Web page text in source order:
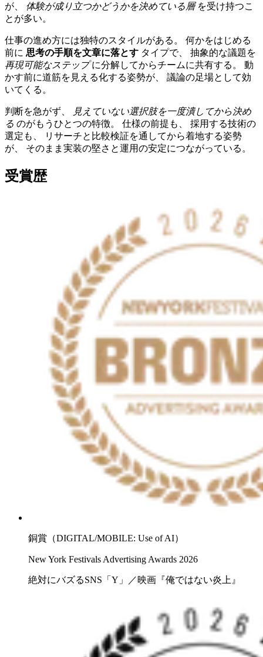
が、 体験が成り立つかどうかを決めている層を受け持つこ
とが多い。
仕事の進め方には独特のスタイルがある。 何かをはじめる
前に 思考の手順を文章に落とす タイプで、 抽象的な議題を
再現可能なステップに分解してからチームに共有する。 動
かす前に道筋を見える化する姿勢が、 議論の足場として効
いてくる。
判断を急がず、
見えていない選択肢を一度潰してから決め
る のがもうひとつの特徴。 仕様の前提も、 採用する技術の
選定も、 リサーチと比較検証を通してから着地する姿勢
が、 そのまま実装の堅さと運用の安定につながっている。
受賞歴
銅賞（DIGITAL/MOBILE: Use of AI）
New York Festivals Advertising Awards 2026
絶対にバズるSNS「Y」／映画『俺ではない炎上』